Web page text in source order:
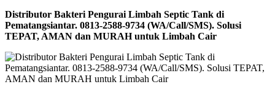
Distributor Bakteri Pengurai Limbah Septic Tank di
Pematangsiantar. 0813-2588-9734 (WA/Call/SMS). Solusi
TEPAT, AMAN dan MURAH untuk Limbah Cair